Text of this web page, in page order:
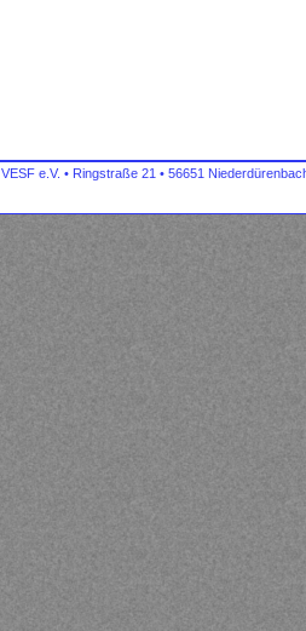
VESF e.V. • Ringstraße 21 • 56651